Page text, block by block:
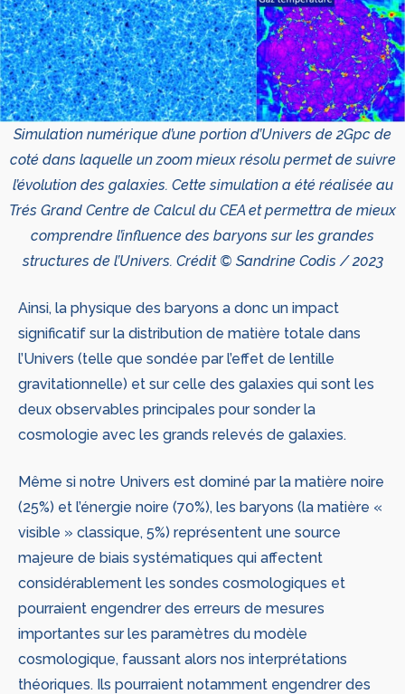
Simulation numérique d’une portion d’Univers de 2Gpc de
coté dans laquelle un zoom mieux résolu permet de suivre
l’évolution des galaxies. Cette simulation a été réalisée au
Trés Grand Centre de Calcul du CEA et permettra de mieux
comprendre l’influence des baryons sur les grandes
structures de l’Univers. Crédit © Sandrine Codis / 2023
Ainsi, la physique des baryons a donc un impact
significatif sur la distribution de matière totale dans
l’Univers (telle que sondée par l’effet de lentille
gravitationnelle) et sur celle des galaxies qui sont les
deux observables principales pour sonder la
cosmologie avec les grands relevés de galaxies.
Même si notre Univers est dominé par la matière noire
(25%) et l’énergie noire (70%), les baryons (la matière «
visible » classique, 5%) représentent une source
majeure de biais systématiques qui affectent
considérablement les sondes cosmologiques et
pourraient engendrer des erreurs de mesures
importantes sur les paramètres du modèle
cosmologique, faussant alors nos interprétations
théoriques. Ils pourraient notamment engendrer des